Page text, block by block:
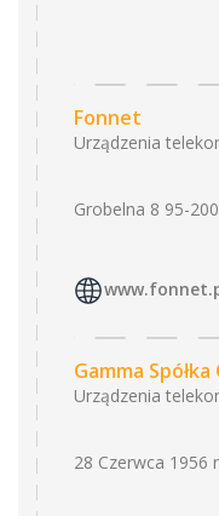
Fonnet
Urządzenia
Grobelna 8 95-
Gamma
Urządzenia
28 Czerwca 1956